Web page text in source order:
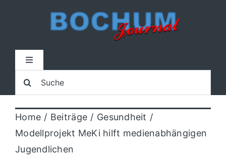
Toggle
Home
Lokal
Blaulicht
Suche
nach:
Home Beiträge
Gesundheit
Modellprojekt MeKi hilft medienabhängigen
Jugendlichen